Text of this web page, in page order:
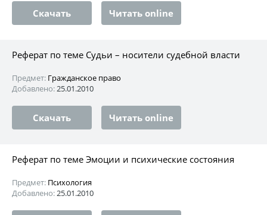
Скачать Читать online
Реферат по теме Судьи – носители судебной власти
Предмет: Гражданское право
Добавлено:25.01.2010
Скачать Читать online
Реферат по теме Эмоции и психические состояния
Предмет: Психология
Добавлено:25.01.2010